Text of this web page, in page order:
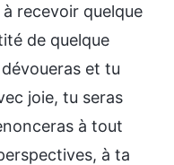
recevoir quelque
de quelque
et tu
joie, tu seras
à tout
à ta